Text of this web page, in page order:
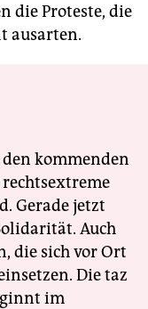
die Proteste, die
ausarten.
kommenden
Gerade jetzt
Auch
die sich vor Ort
Die taz
im